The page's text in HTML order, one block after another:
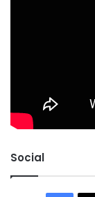
Social